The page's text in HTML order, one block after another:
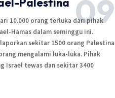
10.000 orang terluka dari pihak
Hamas dalam seminggu ini.
sekitar 1500 orang Palestina
mengalami luka-luka. Pihak
Israel tewas dan sekitar 3400